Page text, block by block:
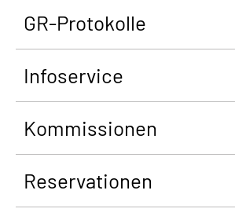
GR-Protokolle
Infoservice
Kommissionen
Reservationen